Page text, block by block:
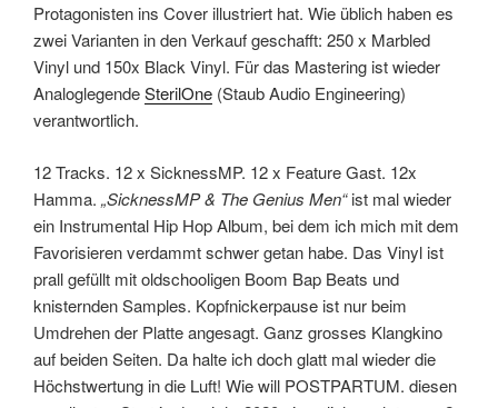
Protagonisten ins Cover illustriert hat. Wie üblich haben es
zwei Varianten in den Verkauf geschafft: 250 x Marbled
Vinyl und 150x Black Vinyl. Für das Mastering ist wieder
AnaloglegendeSterilOne (Staub Audio Engineering)
verantwortlich.
12 Tracks. 12 x SicknessMP. 12 x Feature Gast. 12x
Hamma. „SicknessMP & The Genius Men“ist mal wieder
ein Instrumental Hip Hop Album, bei dem ich mich mit dem
Favorisieren verdammt schwer getan habe. Das Vinyl ist
prall gefüllt mit oldschooligen Boom Bap Beats und
knisternden Samples. Kopfnickerpause ist nur beim
Umdrehen der Platte angesagt. Ganz grosses Klangkino
auf beiden Seiten. Da halte ich doch glatt mal wieder die
Höchstwertung in die Luft! Wie will POSTPARTUM. diesen